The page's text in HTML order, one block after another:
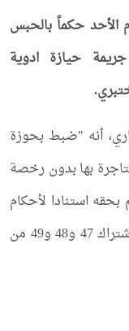
حكماً بالحبس
حيازة ادوية
أنه "ضبط بحوزة
المتاجرة بها بدون رخصة
استنادا لأحكام
القرار 39/ 1 /ج لسنة 1994 وبدلالة مواد الاشتراك 47 و48 و49 من